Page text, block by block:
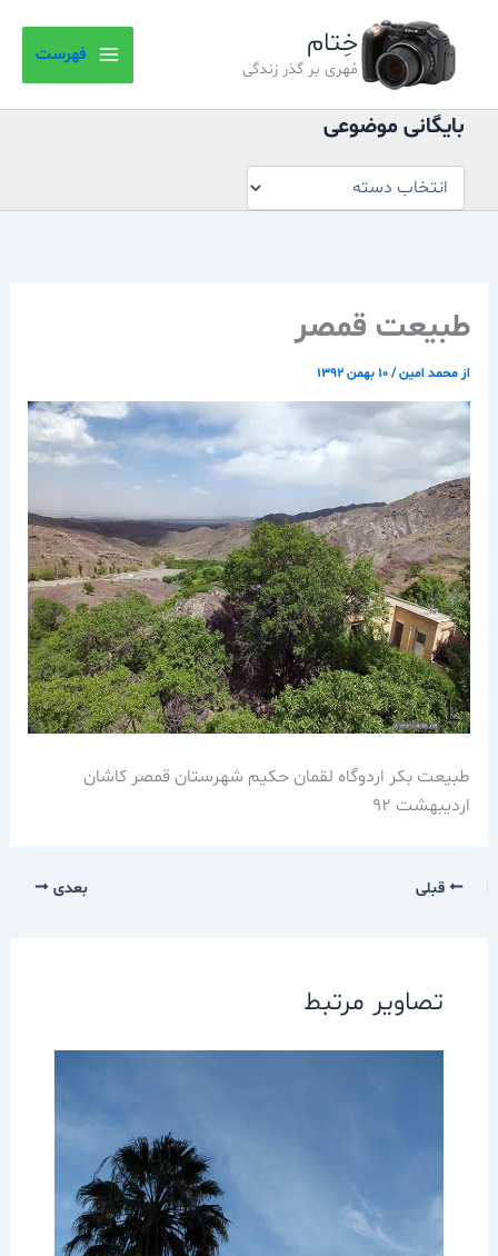
خِتام
مُهری بر گذر زندگی
فهرست
بایگانی موضوعی
موضوعی
طبیعت قمصر
از محمد امین/۱۰ بهمن ۱۳۹۲
طبیعت بکر اردوگاه لقمان حکیم شهرستان قمصر کاشان
اردیبهشت 92
قبلی بعدی
تصاویر مرتبط